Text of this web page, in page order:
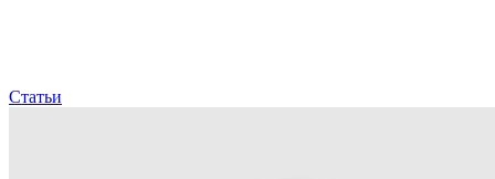
Статьи